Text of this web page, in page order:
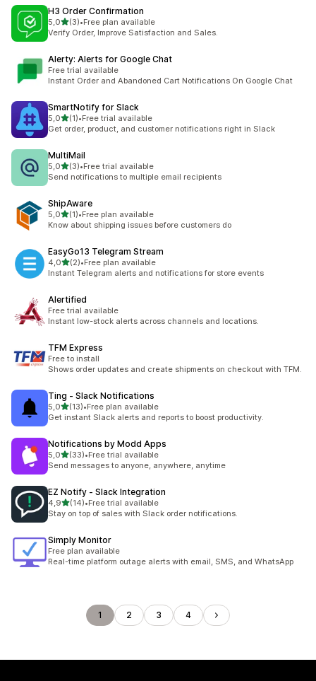
H3 Order Confirmation
5,0z 5 hvězd
(3)
Celkový počet recenzí: 3
•Free plan available
Verify Order, Improve Satisfaction and Sales.
Alerty: Alerts for Google Chat
Free trial available
Instant Order and Abandoned Cart Notifications On Google Chat
SmartNotify for Slack
5,0z 5 hvězd
(1)
Celkový počet recenzí: 1
•Free trial available
Get order, product, and customer notifications right in Slack
MultiMail
5,0z 5 hvězd
(3)
Celkový počet recenzí: 3
•Free trial available
Send notifications to multiple email recipients
ShipAware
5,0z 5 hvězd
(1)
Celkový počet recenzí: 1
•Free plan available
Know about shipping issues before customers do
EasyGo13 Telegram Stream
4,0z 5 hvězd
(2)
Celkový počet recenzí: 2
•Free plan available
Instant Telegram alerts and notifications for store events
Alertified
Free trial available
Instant low-stock alerts across channels and locations.
TFM Express
Free to install
Shows order updates and create shipments on checkout with TFM.
Ting ‑ Slack Notifications
5,0z 5 hvězd
(13)
Celkový počet recenzí: 13
•Free plan available
Get instant Slack alerts and reports to boost productivity.
Notifications by Modd Apps
5,0z 5 hvězd
(33)
Celkový počet recenzí: 33
•Free trial available
Send messages to anyone, anywhere, anytime
EZ Notify ‑ Slack Integration
4,9z 5 hvězd
(14)
Celkový počet recenzí: 14
•Free trial available
Stay on top of sales with Slack order notifications.
Simply Monitor
Free plan available
Real-time platform outage alerts with email, SMS, and WhatsApp
1 2 3 4